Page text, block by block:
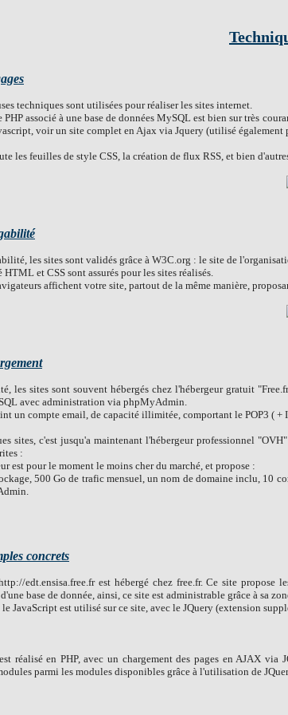
techniques sont utilisées pour réaliser les sites internet.
PHP associé à une base de données MySQL est bien sur très
voir un site complet en Ajax via Jquery (utilisé
les feuilles de style CSS, la création de flux RSS, et bien
les sites sont validés grâce à W3C.org : le site de
et CSS sont assurés pour les sites réalisés.
affichent votre site, partout de la même manière,
les sites sont souvent hébergés chez l'hébergeur gratuit
avec administration via phpMyAdmin.
un compte email, de capacité illimitée, comportant le POP3 ( +
sites, c'est jusqu'a maintenant l'hébergeur professionnel
:
est pour le moment le moins cher du marché, et propose :
500 Go de trafic mensuel, un nom de domaine inclu, 10
concrets
edt.ensisa.free.fr est hébergé chez free.fr. Ce site
base de donnée, ainsi, ce site est administrable grâce à sa
JavaScript est utilisé sur ce site, avec le JQuery (extension
réalisé en PHP, avec un chargement des pages en AJAX
parmi les modules disponibles grâce à l'utilisation de